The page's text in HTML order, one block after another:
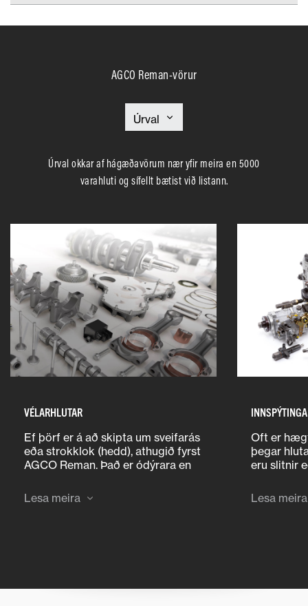
AGCO Reman-vörur
Úrval okkar af hágæðavörum nær yfir meira en 5000
varahluti og sífellt bætist við listann.
VÉLARHLUTAR
Ef þörf er á að skipta um sveifarás
eða strokklok (hedd), athugið fyrst
AGCO Reman. Það er ódýrara en
afkastagetu sem hægt er að
ábyrgjast. Spurðu Massey
Lesa meira
Oft er
þegar
eru slitnir
og 12
með
Lesa meira